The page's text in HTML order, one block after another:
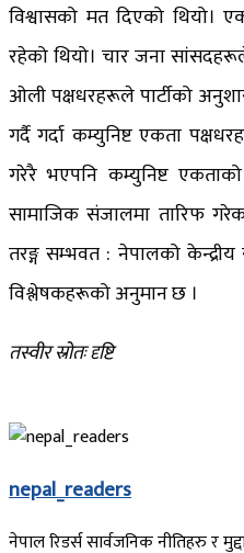
विश्वासको मत दिएको थियो।
रहेको थियो। चार जना
ओली पक्षधरहरूले पार्टीको
गर्दै गर्दा कम्युनिष्ट एकता
गरेरै भएपनि कम्युनिष्ट
सामाजिक संजालमा तारिफ
तरङ्ग सम्भवत : नेपालको
विश्लेषकहरूको अनुमान छ ।
तस्वीर स्रोतः दृष्टि
nepal_readers
नेपाल रिडर्स सार्वजनिक नीतिहरु र